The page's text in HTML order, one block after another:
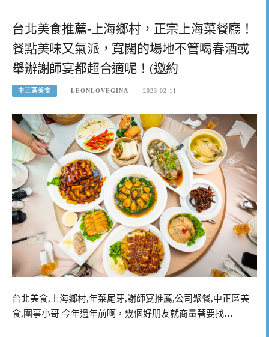
台北美食推薦-上海鄉村，正宗上海菜餐廳！
餐點美味又氣派，寬闊的場地不管喝春酒或
舉辦謝師宴都超合適呢！(邀約
中正區美食 LEONLOVEGINA 2023-02-11
台北美食,上海鄉村,年菜尾牙,謝師宴推薦,公司聚餐,中正區美
食,圍事小哥 今年過年前啊，幾個好朋友就商量著要找…